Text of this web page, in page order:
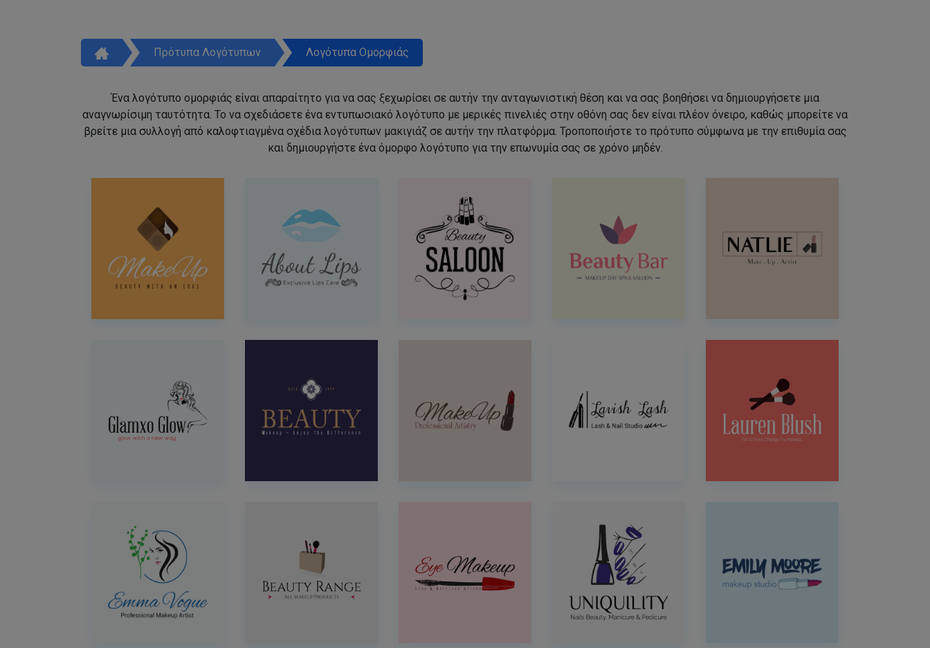
Πρότυπα Λογότυπων Λογότυπα Ομορφιάς
Ένα λογότυπο ομορφιάς είναι απαραίτητο για να σας ξεχωρίσει σε αυτήν την ανταγωνιστική θέση και να σας βοηθήσει να δημιουργήσετε μια
αναγνωρίσιμη ταυτότητα. Το να σχεδιάσετε ένα εντυπωσιακό λογότυπο με μερικές πινελιές στην οθόνη σας δεν είναι πλέον όνειρο, καθώς μπορείτε να
βρείτε μια συλλογή από καλοφτιαγμένα σχέδια λογότυπων μακιγιάζ σε αυτήν την πλατφόρμα. Τροποποιήστε το πρότυπο σύμφωνα με την επιθυμία σας
και δημιουργήστε ένα όμορφο λογότυπο για την επωνυμία σας σε χρόνο μηδέν.